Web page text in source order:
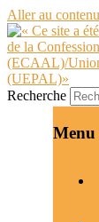
Aller au
Recherche